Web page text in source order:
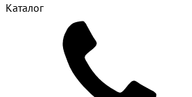
Каталог